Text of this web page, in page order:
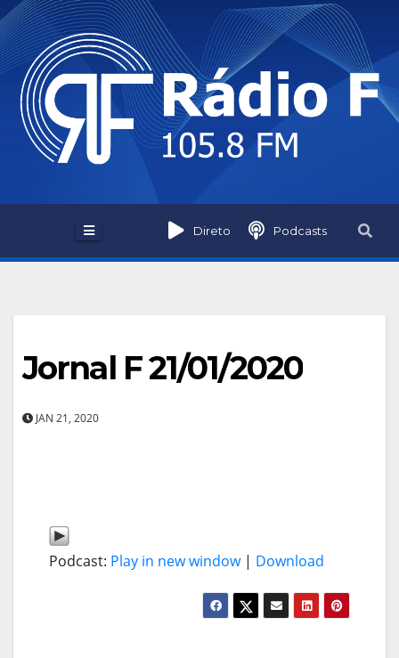
Skip
to
content
Direto Podcasts
Jornal F 21/01/2020
JAN 21, 2020
Podcast: Play in new window| Download